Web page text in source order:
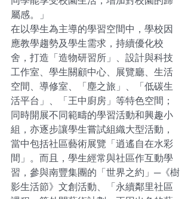
屬感。」
在以學生為主導的學習空間中，學校因
應教學趨勢及學生需求，持續優化校
舍，打造「造物研習所」、設計與科技
工作室、學生關顧中心、展覽廳、生活
空間、導修室、「塵之旅」、「低碳生
活平台」、「王中廚房」等特色空間；
同時開展不同範疇的學習活動和興趣小
組，亦逐步讓學生嘗試組織大型活動，
當中包括社區藝術展覽「逍遙自在水彩
間」。而且，學生經常與社區作互動學
習，參與南豐集團的「世界之約」─《樹
影生活節》文創活動、「永續鄰里社區